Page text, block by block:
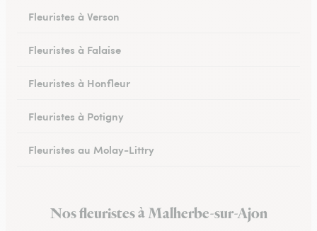
Fleuristes à Verson
Fleuristes à Falaise
Fleuristes à Honfleur
Fleuristes à Potigny
Fleuristes au Molay-Littry
Fleuristes à Saint-Martin-de-Fontenay
Nos fleuristes à Malherbe-sur-Ajon